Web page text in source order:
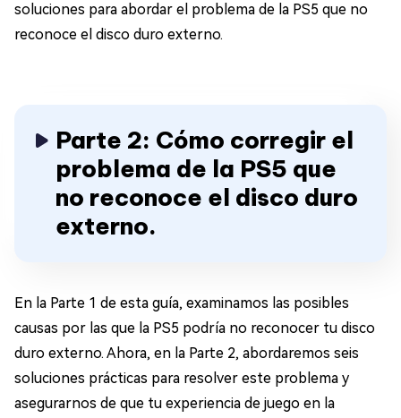
soluciones para abordar el problema de la PS5 que no
reconoce el disco duro externo.
Parte 2: Cómo corregir el
problema de la PS5 que
no reconoce el disco duro
externo.
En la Parte 1 de esta guía, examinamos las posibles
causas por las que la PS5 podría no reconocer tu disco
duro externo. Ahora, en la Parte 2, abordaremos seis
soluciones prácticas para resolver este problema y
asegurarnos de que tu experiencia de juego en la